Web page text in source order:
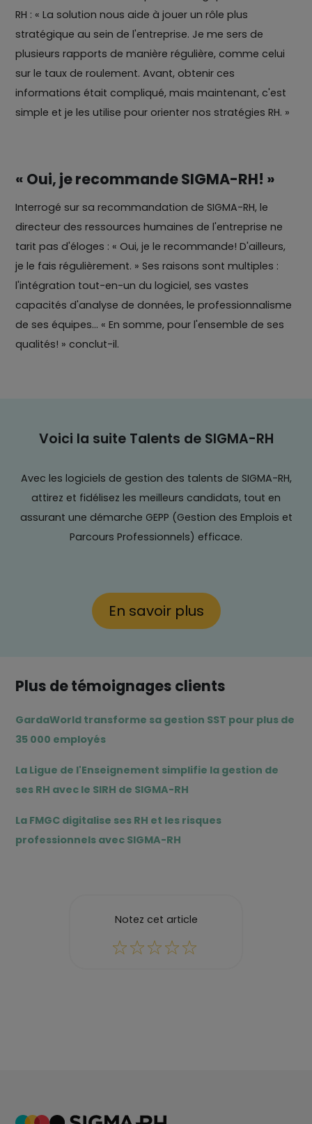
RH : « La solution nous aide à jouer un rôle plus
stratégique au sein de l'entreprise. Je me sers de
plusieurs rapports de manière régulière, comme celui
sur le taux de roulement. Avant, obtenir ces
informations était compliqué, mais maintenant, c'est
simple et je les utilise pour orienter nos stratégies RH. »
« Oui, je recommande SIGMA-RH! »
Interrogé sur sa recommandation de SIGMA-RH, le
directeur des ressources humaines de l'entreprise ne
tarit pas d'éloges : « Oui, je le recommande! D'ailleurs,
je le fais régulièrement. » Ses raisons sont multiples :
l'intégration tout-en-un du logiciel, ses vastes
capacités d'analyse de données, le professionnalisme
de ses équipes... « En somme, pour l'ensemble de ses
qualités! » conclut-il.
Voici la suite Talents de SIGMA-RH
Avec les logiciels de gestion des talents de SIGMA-RH,
attirez et fidélisez les meilleurs candidats, tout en
assurant une démarche GEPP (Gestion des Emplois et
Parcours Professionnels) efficace.
En savoir plus
Plus de témoignages clients
GardaWorld transforme sa gestion SST pour plus de
35 000 employés
La Ligue de l'Enseignement simplifie la gestion de
ses RH avec le SIRH de SIGMA-RH
La FMGC digitalise ses RH et les risques
professionnels avec SIGMA-RH
Notez cet article